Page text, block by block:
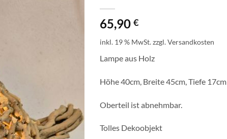
65,90 €
inkl. 19 % MwSt.zzgl.Versandkosten
Lampe aus Holz
Höhe 40cm, Breite 45cm, Tiefe 17cm
Oberteil ist abnehmbar.
Tolles Dekoobjekt